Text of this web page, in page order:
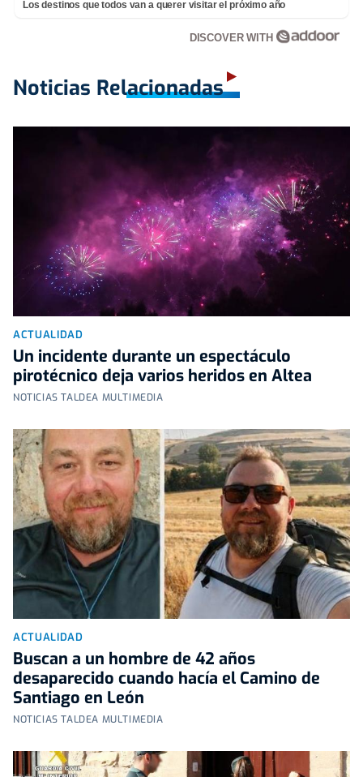
Los destinos que todos van a querer visitar el próximo año
DISCOVER WITH
Noticias Relacionadas
ACTUALIDAD
Un incidente durante un espectáculo
pirotécnico deja varios heridos en Altea
NOTICIAS TALDEA MULTIMEDIA
ACTUALIDAD
Buscan a un hombre de 42 años
desaparecido cuando hacía el Camino de
Santiago en León
NOTICIAS TALDEA MULTIMEDIA